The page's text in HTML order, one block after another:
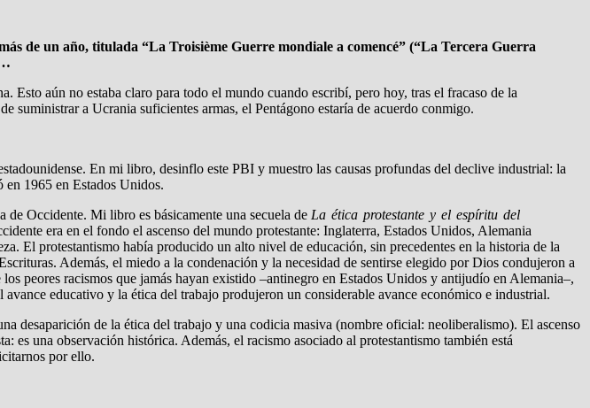
de un año, titulada “La Troisième Guerre mondiale a comencé” (“La Tercera Guerra
Esto aún no estaba claro para todo el mundo cuando escribí, pero hoy, tras el fracaso de la
suministrar a Ucrania suficientes armas, el Pentágono estaría de acuerdo conmigo.
En mi libro, desinflo este PBI y muestro las causas profundas del declive industrial: la
en 1965 en Estados Unidos.
Occidente. Mi libro es básicamente una secuela de La ética protestante y el espíritu del
era en el fondo el ascenso del mundo protestante: Inglaterra, Estados Unidos, Alemania
El protestantismo había producido un alto nivel de educación, sin precedentes en la historia de la
Además, el miedo a la condenación y la necesidad de sentirse elegido por Dios condujeron a
peores racismos que jamás hayan existido –antinegro en Estados Unidos y antijudío en Alemania–,
educativo y la ética del trabajo produjeron un considerable avance económico e industrial.
desaparición de la ética del trabajo y una codicia masiva (nombre oficial: neoliberalismo). El ascenso
una observación histórica. Además, el racismo asociado al protestantismo también está
por ello.